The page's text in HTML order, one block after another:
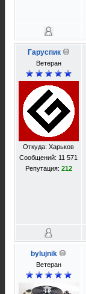
Гаруспик
Ветеран
Откуда: Харьков
Сообщений: 11 571
Репутация: 212
bylujnik
Ветеран